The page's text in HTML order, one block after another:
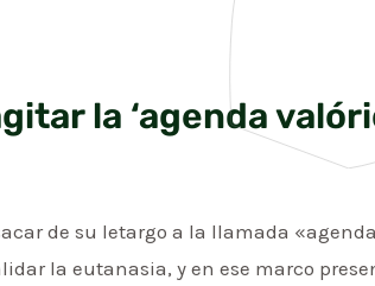
la ‘agenda
de su letargo a la llamada
la eutanasia, y en ese marco